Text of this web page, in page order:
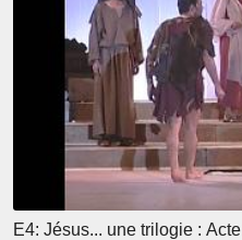
E4: Jésus... une trilogie :